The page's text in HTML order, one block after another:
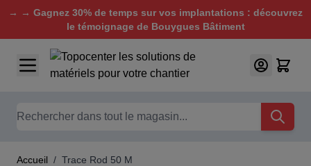
→ → Gagnez 30% de temps sur vos implantations : découvrez
le témoignage de Bouygues Bâtiment
Aller au contenu
Chercher
Accueil / Trace Rod 50 M